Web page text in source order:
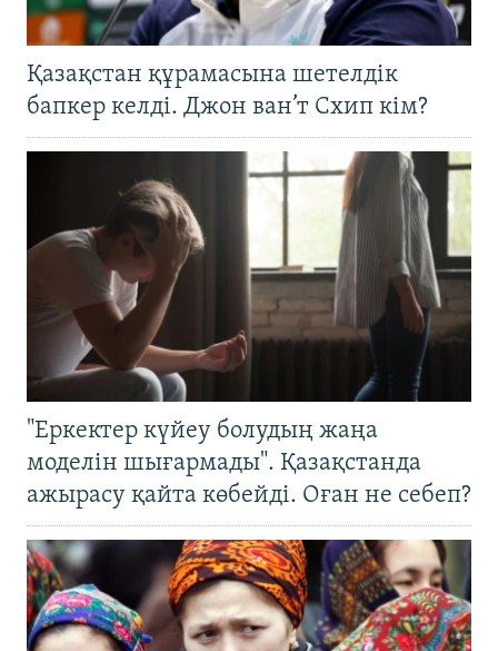
Қазақстан құрамасына шетелдік
бапкер келді. Джон ван’т Схип кім?
"Еркектер күйеу болудың жаңа
моделін шығармады". Қазақстанда
ажырасу қайта көбейді. Оған не себеп?